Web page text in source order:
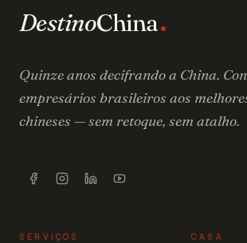
DestinoChina
Quinze anos decifrando a China.
empresários brasileiros aos
chineses — sem retoque, sem atalho.
SERVIÇOS CASA